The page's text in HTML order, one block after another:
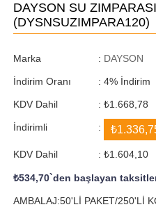
DAYSON SU
(DYSNSUZIMPARA120)
Marka : DAYSON
İndirim Oranı : %
4 İndirim
KDV Dahil : ₺1.668,78
İndirimli :
KDV Dahil : ₺1.604,10
₺534,70`den başlayan
AMBALAJ:50'Lİ PAKET/250'Lİ